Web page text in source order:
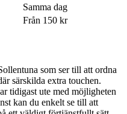
Samma dag
Från 150 kr
som ser till att ordna
särskilda extra touchen.
tidigast ute med möjligheten
kan du enkelt se till att